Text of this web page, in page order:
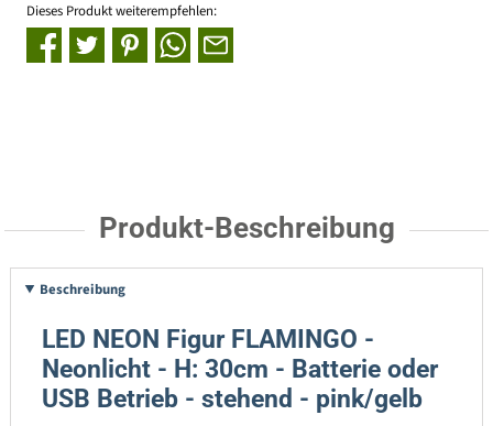
Dieses Produkt weiterempfehlen:
Produkt-Beschreibung
Beschreibung
LED NEON Figur FLAMINGO -
Neonlicht - H: 30cm - Batterie oder
USB Betrieb - stehend - pink/gelb